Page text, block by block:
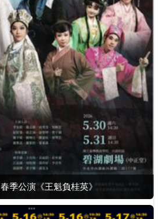
季公演《王魁負桂英》